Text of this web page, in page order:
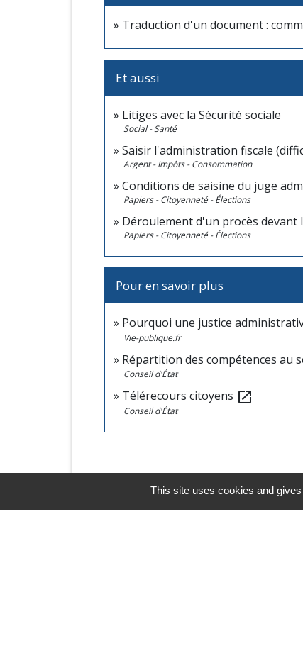
Traduction d'un document :
Et aussi
Litiges avec la Sécurité sociale
Social - Santé
Saisir l'administration fiscale
Argent - Impôts - Consommation
Conditions de saisine du juge
Papiers - Citoyenneté - Élections
Déroulement d'un procès
Papiers - Citoyenneté - Élections
Pour en savoir plus
Pourquoi une justice
Vie-publique.fr
Répartition des compétences au
Conseil d'État
Télérecours citoyens open_in_new
Conseil d'État
This site uses cookies and